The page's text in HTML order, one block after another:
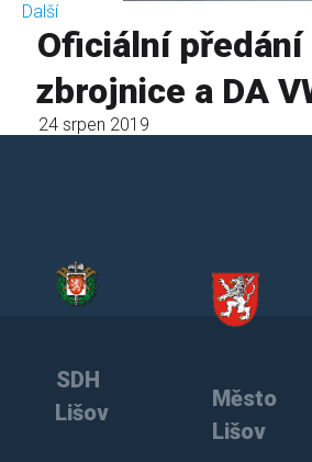
Další
Oficiální
zbrojnice a DA
24 srpen 2019
SDH
Lišov
Město
Lišov